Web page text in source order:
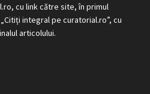
cu link către site, în primul
integral pe curatorial.ro”, cu
articolului.